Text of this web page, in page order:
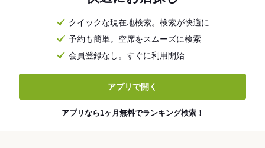
クイックな現在地検索。検索が快適に
予約も簡単。空席をスムーズに検索
会員登録なし。すぐに利用開始
アプリで開く
アプリなら1ヶ月無料でランキング検索！